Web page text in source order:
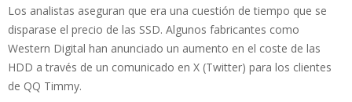
Los analistas aseguran que era una cuestión de tiempo que se
disparase el precio de las SSD. Algunos fabricantes como
Western Digital han anunciado un aumento en el coste de las
HDD a través de un comunicado en X (Twitter) para los clientes
de QQ Timmy.